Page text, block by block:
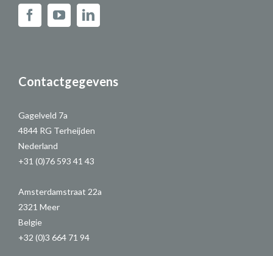
Contactgegevens
Gagelveld 7a
4844 RG Terheijden
Nederland
+31 (0)76 593 41 43
Amsterdamstraat 22a
2321 Meer
Belgie
+32 (0)3 664 71 94